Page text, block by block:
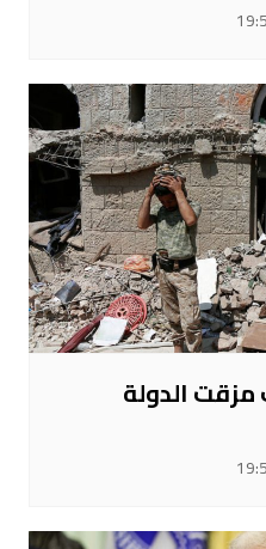
مزقت الدولة